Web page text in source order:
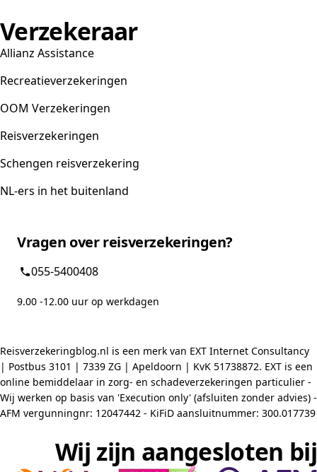
Verzekeraar
Allianz Assistance
Recreatieverzekeringen
OOM Verzekeringen
Reisverzekeringen
Schengen reisverzekering
NL-ers in het buitenland
Vragen over reisverzekeringen?
055-5400408
9.00 -12.00 uur op werkdagen
Reisverzekeringblog.nl is een merk van EXT Internet Consultancy
| Postbus 3101 | 7339 ZG | Apeldoorn | KvK 51738872. EXT is een
online bemiddelaar in zorg- en schadeverzekeringen particulier -
Wij werken op basis van 'Execution only' (afsluiten zonder advies) -
AFM vergunningnr: 12047442 - KiFiD aansluitnummer: 300.017739
Wij zijn aangesloten bij